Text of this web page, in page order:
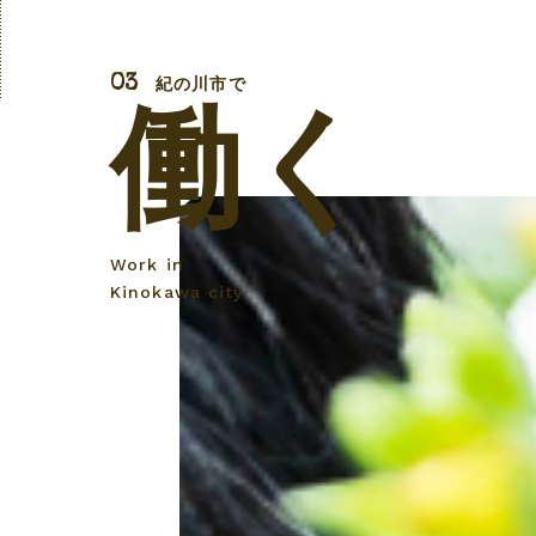
紀の川市で
働く
Work in
Kinokawa city